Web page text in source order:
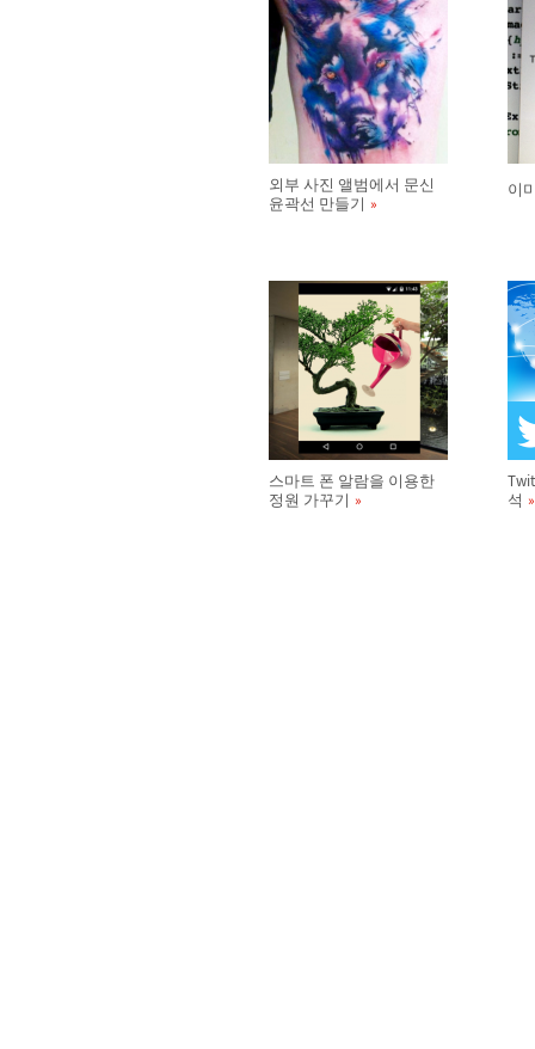
외부 사진 앨범에서 문신
윤곽선 만들기
이
스마트 폰 알람을 이용한
정원 가꾸기
석